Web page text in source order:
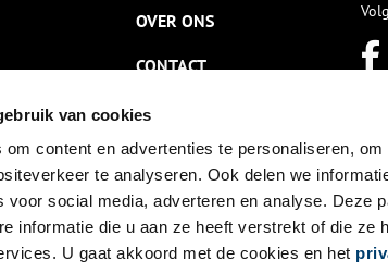
van cookies
om content en advertenties te personaliseren,
te analyseren. Ook delen we
voor social media, adverteren en analyse. Deze
informatie die u aan ze heeft verstrekt of die ze
U gaat akkoord met de cookies en het
OVER ONS
CONTACT
NIEUWSBRIEF
DISCLAIMER
PRIVACY
TOEGANKELIJKHEID